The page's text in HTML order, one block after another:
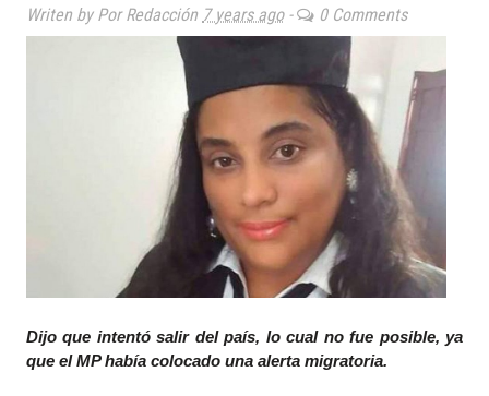
Writen by Por Redacción 7 years ago- 0 Comments
Dijo que intentó salir del país, lo cual no fue posible, ya
que el MP había colocado una alerta migratoria.